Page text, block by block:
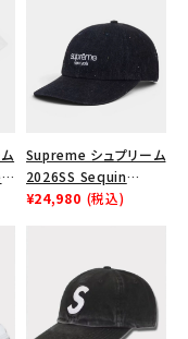
Supreme シュプリーム
2026SS Sequin
Denim Classic Logo
6パネルキャップ ブラッ
¥24,980 (税込)